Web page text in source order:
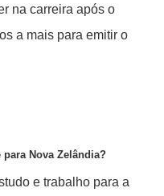
na carreira após o
a mais para emitir o
Nova Zelândia?
e trabalho para a